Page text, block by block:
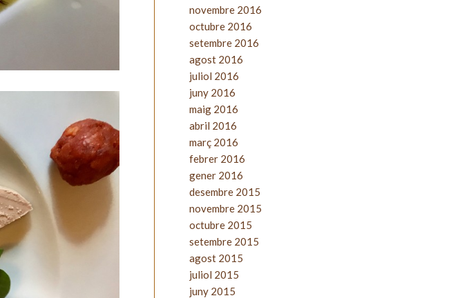
novembre 2016
octubre 2016
setembre 2016
agost 2016
juliol 2016
juny 2016
maig 2016
abril 2016
març 2016
febrer 2016
gener 2016
desembre 2015
novembre 2015
octubre 2015
setembre 2015
agost 2015
juliol 2015
juny 2015